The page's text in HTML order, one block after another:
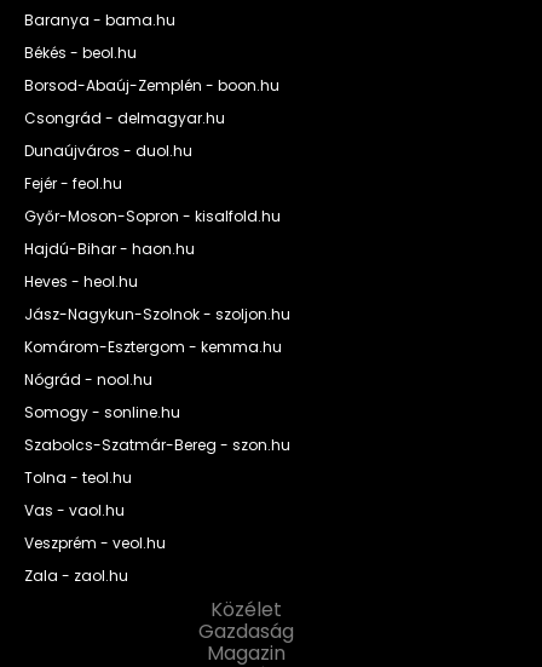
Baranya - bama.hu
Békés - beol.hu
Borsod-Abaúj-Zemplén - boon.hu
Csongrád - delmagyar.hu
Dunaújváros - duol.hu
Fejér - feol.hu
Győr-Moson-Sopron - kisalfold.hu
Hajdú-Bihar - haon.hu
Heves - heol.hu
Jász-Nagykun-Szolnok - szoljon.hu
Komárom-Esztergom - kemma.hu
Nógrád - nool.hu
Somogy - sonline.hu
Szabolcs-Szatmár-Bereg - szon.hu
Tolna - teol.hu
Vas - vaol.hu
Veszprém - veol.hu
Zala - zaol.hu
Közélet
Gazdaság
Magazin